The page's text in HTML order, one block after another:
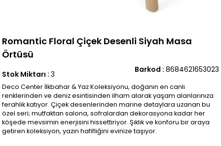
Romantic Floral Çiçek Desenli Siyah Masa
Örtüsü
Barkod : 8684621653023
Stok Miktarı : 3
Deco Center İlkbahar & Yaz Koleksiyonu, doğanın en canlı
renklerinden ve deniz esintisinden ilham alarak yaşam alanlarınıza
ferahlık katıyor. Çiçek desenlerinden marine detaylara uzanan bu
özel seri; mutfaktan salona, sofralardan dekorasyona kadar her
köşede mevsimin enerjisini hissettiriyor. Şıklık ve konforu bir araya
getiren koleksiyon, yazın hafifliğini evinize taşıyor.